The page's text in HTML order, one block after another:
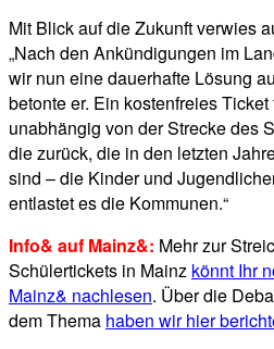
Mit Blick auf die Zukunft verwies
„Nach den Ankündigungen im
wir nun eine dauerhafte Lösung
betonte er. Ein kostenfreies
unabhängig von der Strecke des
die zurück, die in den letzten
sind – die Kinder und
entlastet es die Kommunen.“
Info& auf Mainz&: Mehr zur
Schülertickets in Mainz könnt Ihr
Mainz& nachlesen. Über die
dem Thema haben wir hier